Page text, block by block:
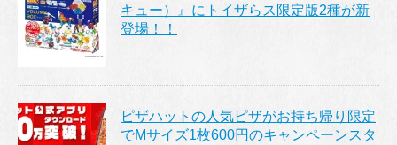
キュー）』にトイザらス限定版2種が新
登場！！
ピザハットの人気ピザがお持ち帰り限定
でMサイズ1枚600円のキャンペーンスタ